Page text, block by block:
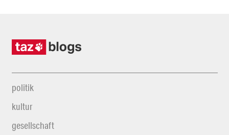
politik
kultur
gesellschaft